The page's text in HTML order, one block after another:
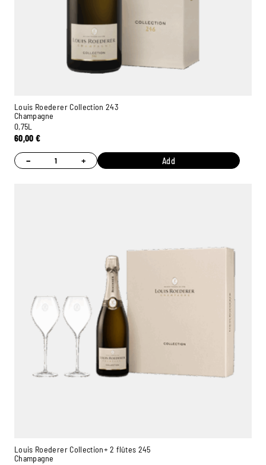
Louis Roederer Collection 243
Champagne
0,75L
60,00€
− + Add
Louis Roederer Collection+ 2 flûtes 245
Champagne